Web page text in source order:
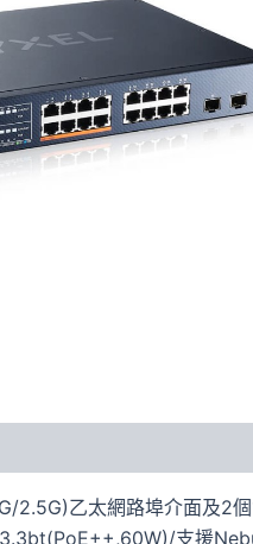
2.5G)乙太網路埠介面及2
支援